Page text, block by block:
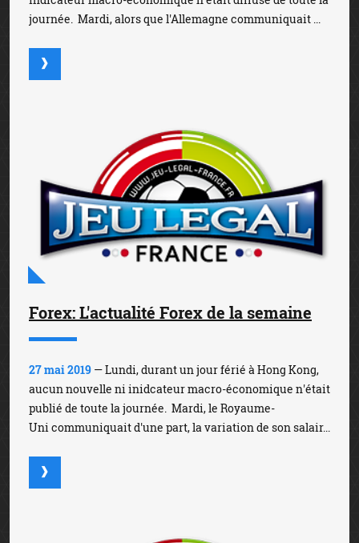
journée. Mardi, alors que l'Allemagne communiquait ...
Forex: L'actualité Forex de la semaine
27 mai 2019 — Lundi, durant un jour férié à Hong Kong,
aucun nouvelle ni inidcateur macro-économique n'était
publié de toute la journée. Mardi, le Royaume-
Uni communiquait d'une part, la variation de son salair...